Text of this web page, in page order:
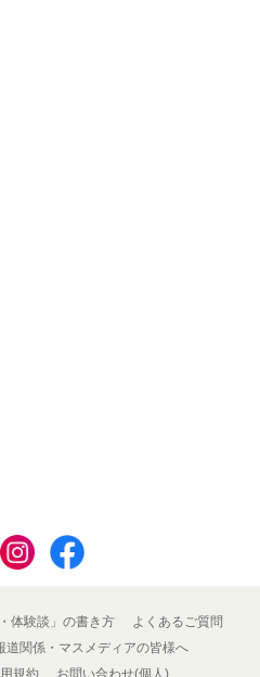
体験談」の書き方
よくあるご質問
道関係・マスメディアの皆様へ